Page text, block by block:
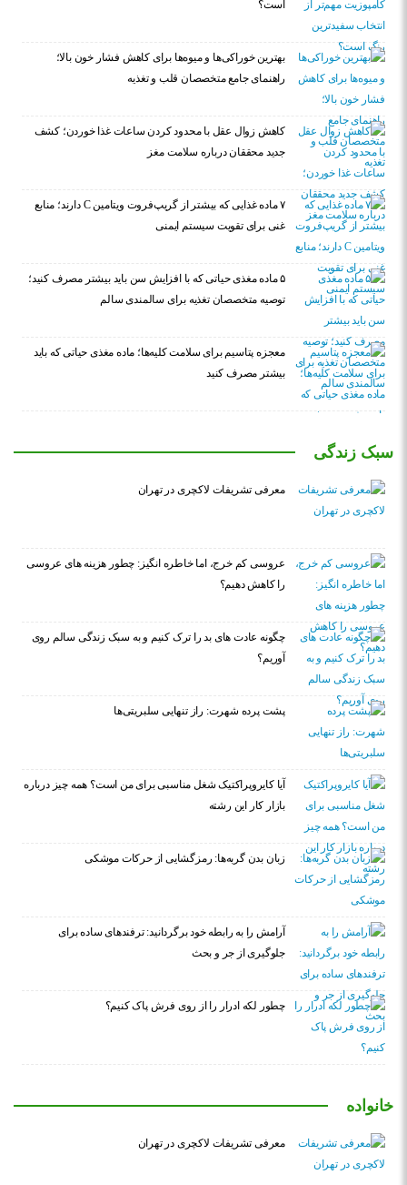
است؟
بهترین خوراکی‌ها و میوه‌ها برای کاهش فشار خون بالا؛
راهنمای جامع متخصصان قلب و تغذیه
کاهش زوال عقل با محدود کردن ساعات غذا خوردن؛ کشف
جدید محققان درباره سلامت مغز
۷ ماده غذایی که بیشتر از گریپ‌فروت ویتامین C دارند؛ منابع
غنی برای تقویت سیستم ایمنی
۵ ماده مغذی حیاتی که با افزایش سن باید بیشتر مصرف کنید؛
توصیه متخصصان تغذیه برای سالمندی سالم
معجزه پتاسیم برای سلامت کلیه‌ها؛ ماده مغذی حیاتی که باید
بیشتر مصرف کنید
سبک زندگی
معرفی تشریفات لاکچری در تهران
عروسی کم خرج، اما خاطره انگیز: چطور هزینه های عروسی
را کاهش دهیم؟
چگونه عادت‌ های بد را ترک کنیم و به سبک زندگی سالم روی
آوریم؟
پشت پرده شهرت: راز تنهایی سلبریتی‌ها
آیا کایروپراکتیک شغل مناسبی برای من است؟ همه چیز درباره
بازار کار این رشته
زبان بدن گربه‌ها: رمزگشایی از حرکات موشکی
آرامش را به رابطه خود برگردانید: ترفندهای ساده برای
جلوگیری از جر و بحث
چطور لکه ادرار را از روی فرش پاک کنیم؟
خانواده
معرفی تشریفات لاکچری در تهران